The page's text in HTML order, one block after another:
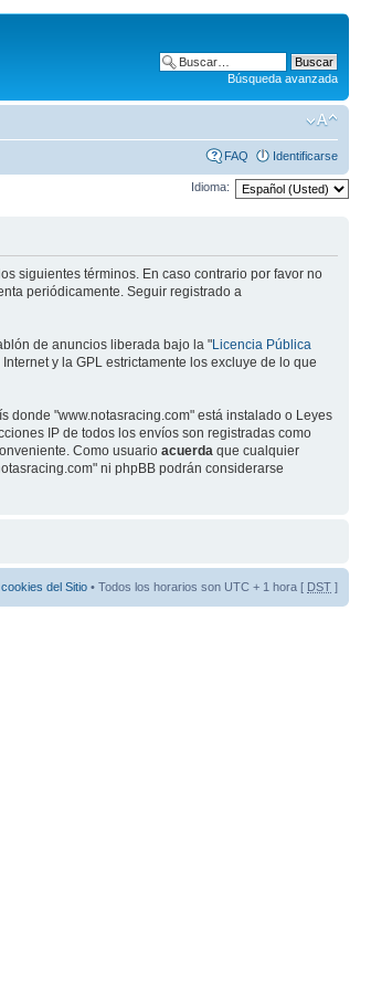
Búsqueda avanzada
FAQ Identificarse
Idioma:
siguientes términos. En caso contrario por favor no
periódicamente. Seguir registrado a
de anuncios liberada bajo la "Licencia Pública
y la GPL estrictamente los excluye de lo que
donde "www.notasracing.com" está instalado o Leyes
IP de todos los envíos son registradas como
Como usuario acuerda que cualquier
ni phpBB podrán considerarse
del Sitio • Todos los horarios son UTC + 1 hora [ DST ]